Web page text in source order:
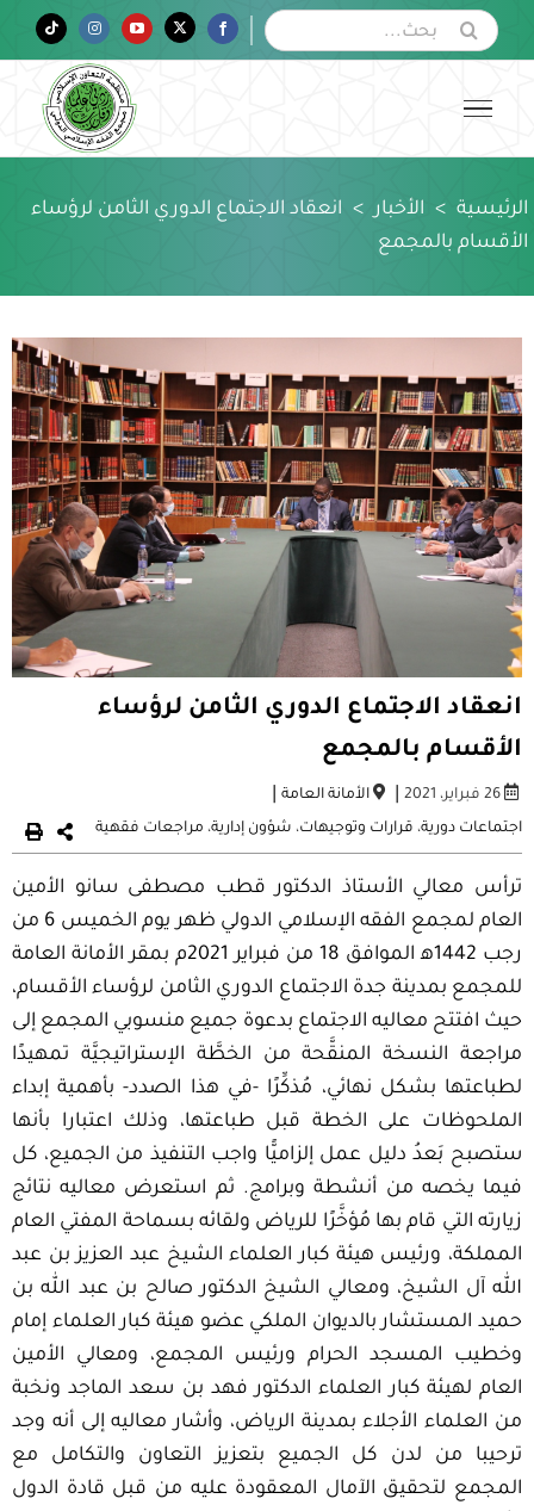
البحث
عن:
Facebook
Twitter
YouTube
Instagram
Tiktok
الرئيسية > الأخبار > انعقاد الاجتماع الدوري الثامن لرؤساء
الأقسام بالمجمع
انعقاد الاجتماع الدوري الثامن لرؤساء
الأقسام بالمجمع
26 فبراير، 2021 | الأمانة العامة|
اجتماعات دورية، قرارات وتوجيهات، شؤون إدارية، مراجعات فقهية
ترأس معالي الأستاذ الدكتور قطب مصطفى سانو الأمين
العام لمجمع الفقه الإسلامي الدولي ظهر يوم الخميس 6 من
رجب 1442ه‍ الموافق 18 من فبراير 2021م بمقر الأمانة العامة
للمجمع بمدينة جدة الاجتماع الدوري الثامن لرؤساء الأقسام،
حيث افتتح معاليه الاجتماع بدعوة جميع منسوبي المجمع إلى
مراجعة النسخة المنقَّحة من الخطَّة الإستراتيجيَّة تمهيدًا
لطباعتها بشكل نهائي، مُذكِّرًا -في هذا الصدد- بأهمية إبداء
الملحوظات على الخطة قبل طباعتها، وذلك اعتبارا بأنها
ستصبح بَعدُ دليل عمل إلزاميًّا واجب التنفيذ من الجميع، كل
فيما يخصه من أنشطة وبرامج. ثم استعرض معاليه نتائج
زيارته التي قام بها مُؤخَّرًا للرياض ولقائه بسماحة المفتي العام
المملكة، ورئيس هيئة كبار العلماء الشيخ عبد العزيز بن عبد
الله آل الشيخ، ومعالي الشيخ الدكتور صالح بن عبد الله بن
حميد المستشار بالديوان الملكي عضو هيئة كبار العلماء إمام
وخطيب المسجد الحرام ورئيس المجمع، ومعالي الأمين
العام لهيئة كبار العلماء الدكتور فهد بن سعد الماجد ونخبة
من العلماء الأجلاء بمدينة الرياض، وأشار معاليه إلى أنه وجد
ترحيبا من لدن كل الجميع بتعزيز التعاون والتكامل مع
المجمع لتحقيق الآمال المعقودة عليه من قبل قادة الدول